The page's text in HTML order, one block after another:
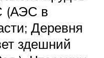
(АЭС в
Деревня
здешний